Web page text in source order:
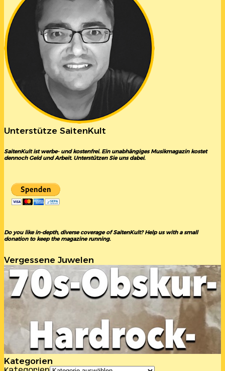
Unterstütze SaitenKult
SaitenKult ist werbe- und kostenfrei. Ein unabhängiges Musikmagazin kostet
dennoch Geld und Arbeit. Unterstützen Sie uns dabei.
Do you like in-depth, diverse coverage of SaitenKult? Help us with a small
donation to keep the magazine running.
Vergessene Juwelen
Kategorien